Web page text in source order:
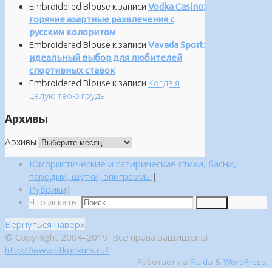
Embroidered Blouse к записи Vodka Casino:
горячие азартные развлечения с
русским колоритом
Embroidered Blouse к записи Vavada Sport:
идеальный выбор для любителей
спортивных ставок
Embroidered Blouse к записи Когда я
целую твою грудь
Архивы
Архивы
Юмористические и сатирические стихи, басни,
пародии, шутки, эпиграммы |
Рубрики |
Что искать:
Вернуться наверх
© CopyRight 2004-2019. Все права защищены
http://www.litkonkurs.ru/
Работает на Fluida & WordPress.